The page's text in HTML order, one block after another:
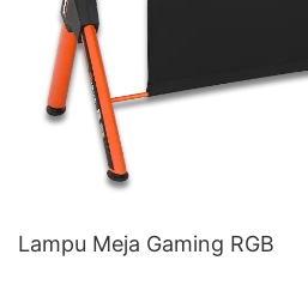
Lampu Meja Gaming RGB